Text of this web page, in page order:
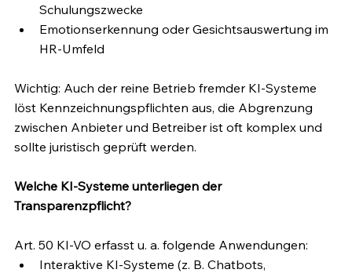
Schulungszwecke
Emotionserkennung oder Gesichtsauswertung im
HR-Umfeld
Wichtig: Auch der reine Betrieb fremder KI-Systeme
löst Kennzeichnungspflichten aus, die Abgrenzung
zwischen Anbieter und Betreiber ist oft komplex und
sollte juristisch geprüft werden.
Welche KI-Systeme unterliegen der
Transparenzpflicht?
Art. 50 KI-VO erfasst u. a. folgende Anwendungen:
Interaktive KI-Systeme (z. B. Chatbots,